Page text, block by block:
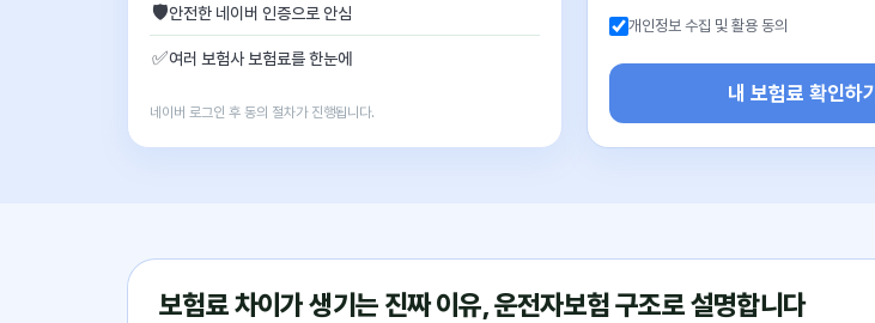
🛡안전한 네이버 인증으로 안심
✅여러 보험사 보험료를 한눈에
네이버 로그인 후 동의 절차가 진행됩니다.
개인정보 수집 및 활용 동의
내 보험료 확인하기
보험료 차이가 생기는 진짜 이유, 운전자보험 구조로 설명합니다